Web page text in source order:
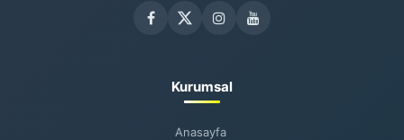
Kurumsal
Anasayfa